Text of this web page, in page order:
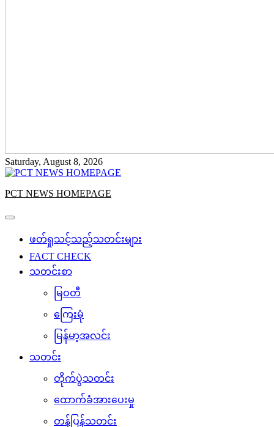
Saturday, August 8, 2026
PCT NEWS HOMEPAGE
ဖတ်ရှုသင့်သည့်သတင်းများ
FACT CHECK
သတင်းစာ
မြဝတီ
ကြေးမုံ
မြန်မာ့အလင်း
သတင်း
တိုက်ပွဲသတင်း
ထောက်ခံအားပေးမှု
တန်ပြန်သတင်း